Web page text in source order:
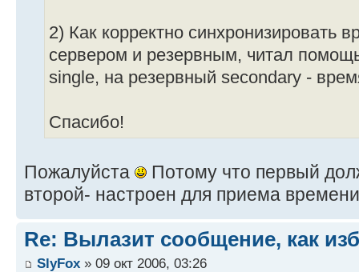
2) Как корректно синхронизировать
сервером и резервным, читал
single, на резервный secondary -
Спасибо!
Пожалуйста
Потому что первый
второй- настроен для приема
Re: Вылазит сообщение, как
SlyFox » 09 окт 2006, 03:26